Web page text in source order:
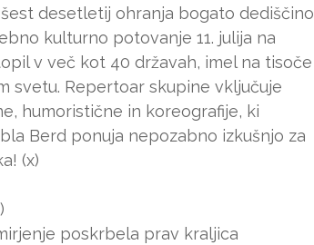
desetletij ohranja bogato dediščino
kulturno potovanje 11. julija na
v več kot 40 državah, imel na tisoče
svetu. Repertoar skupine vključuje
humoristične in koreografije, ki
Berd ponuja nepozabno izkušnjo za
(x)
poskrbela prav kraljica